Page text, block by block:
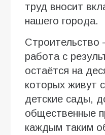
труд вносит
нашего города.
Строительство
работа с
остаётся на
которых живут
детские сады,
общественные
каждым таким